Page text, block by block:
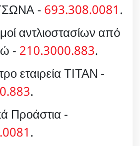
- 693.308.0081.
αντλιοστασίων από
- 210.3000.883.
εταιρεία ΤΙΤΑΝ -
.
Προάστια -
.